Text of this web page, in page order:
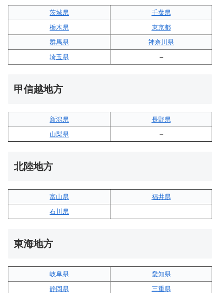
茨城県
千葉県
栃木県
東京都
群馬県
神奈川県
埼玉県
–
甲信越地方
新潟県
長野県
山梨県
–
北陸地方
富山県
福井県
石川県
–
東海地方
岐阜県
愛知県
静岡県
三重県